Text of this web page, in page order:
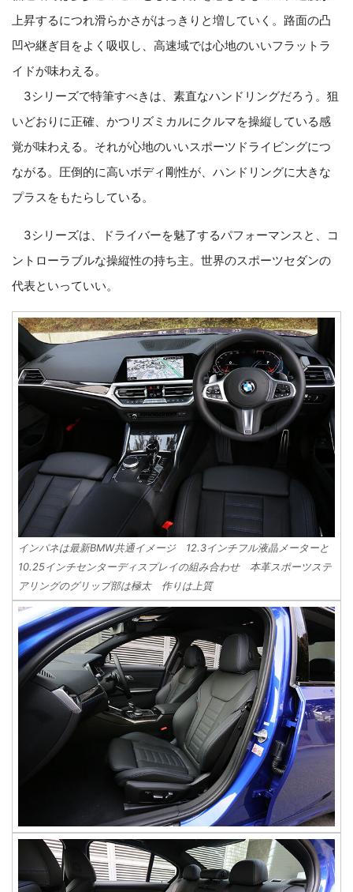
上昇するにつれ滑らかさがはっきりと増していく。路面の凸
凹や継ぎ目をよく吸収し、高速域では心地のいいフラットラ
イドが味わえる。
3シリーズで特筆すべきは、素直なハンドリングだろう。狙
いどおりに正確、かつリズミカルにクルマを操縦している感
覚が味わえる。それが心地のいいスポーツドライビングにつ
ながる。圧倒的に高いボディ剛性が、ハンドリングに大きな
プラスをもたらしている。
3シリーズは、ドライバーを魅了するパフォーマンスと、コ
ントローラブルな操縦性の持ち主。世界のスポーツセダンの
代表といっていい。
インパネは最新BMW共通イメージ 12.3インチフル液晶メーターと
10.25インチセンターディスプレイの組み合わせ 本革スポーツステ
アリングのグリップ部は極太 作りは上質